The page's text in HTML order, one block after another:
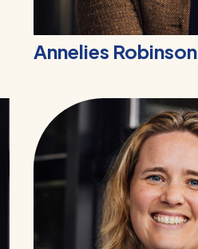
Annelies Robinson